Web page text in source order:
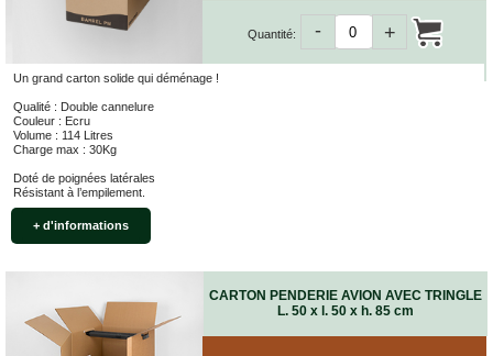
Un grand carton solide qui déménage !
Qualité : Double cannelure
Couleur : Ecru
Volume : 114 Litres
Charge max : 30Kg
Doté de poignées latérales
Résistant à l’empilement.
+ d'informations
Quantité: +
-
CARTON PENDERIE AVION AVEC TRINGLE
L. 50 x l. 50 x h. 85 cm